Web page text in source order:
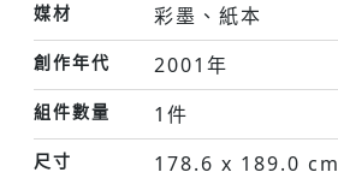
媒材 彩墨、紙本
創作年代 2001年
組件數量 1件
尺寸 178.6 x 189.0 cm